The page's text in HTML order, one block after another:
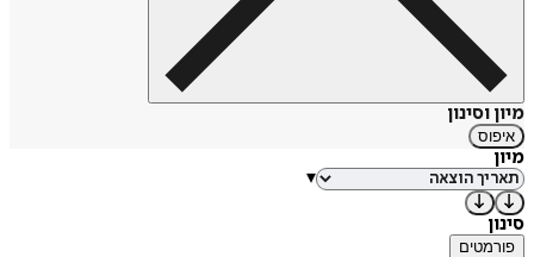
מיון וסינון
איפוס
מיון
▾
סינון
פורמטים